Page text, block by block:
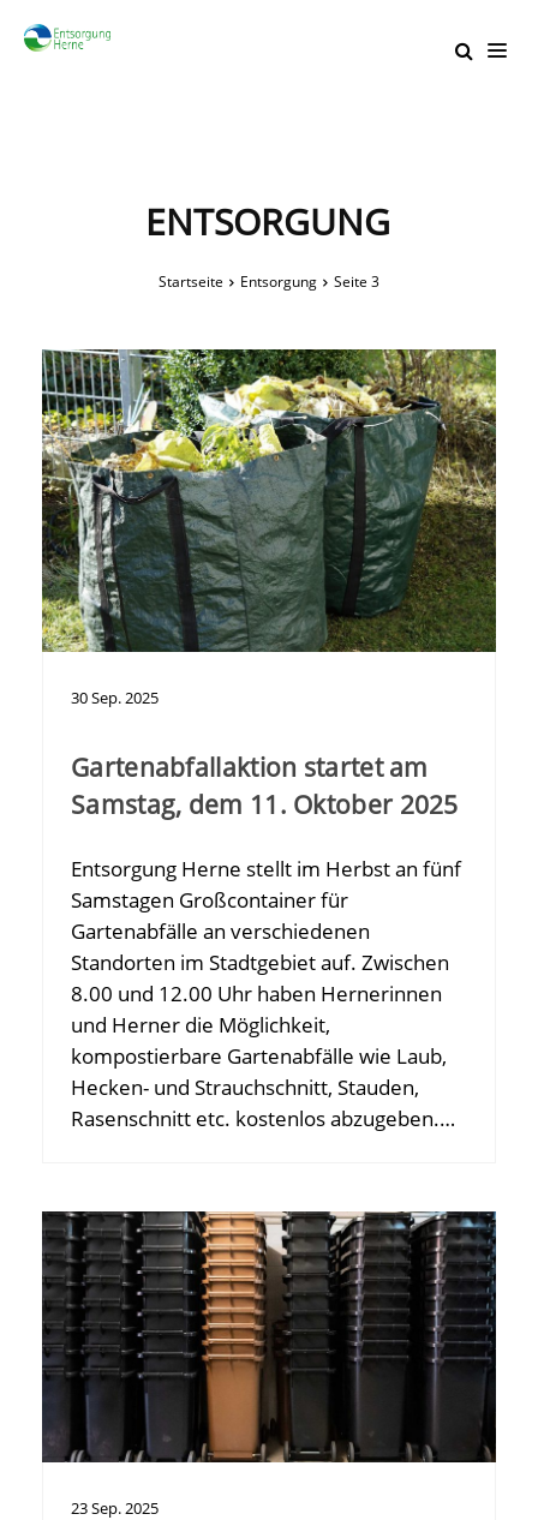
ENTSORGUNG
Startseite Entsorgung Seite 3
30Sep. 2025
Gartenabfallaktion startet am
Samstag, dem 11. Oktober 2025
Entsorgung Herne stellt im Herbst an fünf
Samstagen Großcontainer für
Gartenabfälle an verschiedenen
Standorten im Stadtgebiet auf. Zwischen
8.00 und 12.00 Uhr haben Hernerinnen
und Herner die Möglichkeit,
kompostierbare Gartenabfälle wie Laub,
Hecken- und Strauchschnitt, Stauden,
Rasenschnitt etc. kostenlos abzugeben.…
23Sep.2025